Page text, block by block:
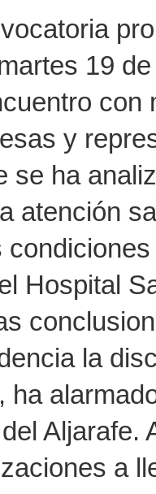
19
con
y
se ha
atención
Hospital
la
ha
Aljarafe.
a